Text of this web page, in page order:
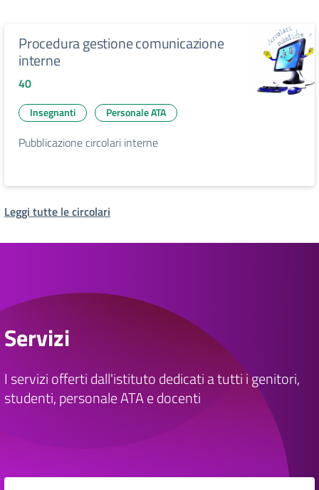
Procedura gestione comunicazione
interne
40
Insegnanti Personale ATA
Pubblicazione circolari interne
Leggi tutte le circolari
Servizi
I servizi offerti dall'istituto dedicati a tutti i genitori,
studenti, personale ATA e docenti